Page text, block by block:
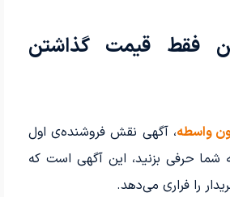
فقط قیمت گذاشتن
واسطه، آگهی نقش فروشنده‌ی اول
شما حرفی بزنید، این آگهی است که
را فراری می‌دهد.